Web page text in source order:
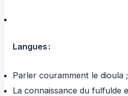
Langues :
Parler couramment le dioula ;
La connaissance du fulfulde